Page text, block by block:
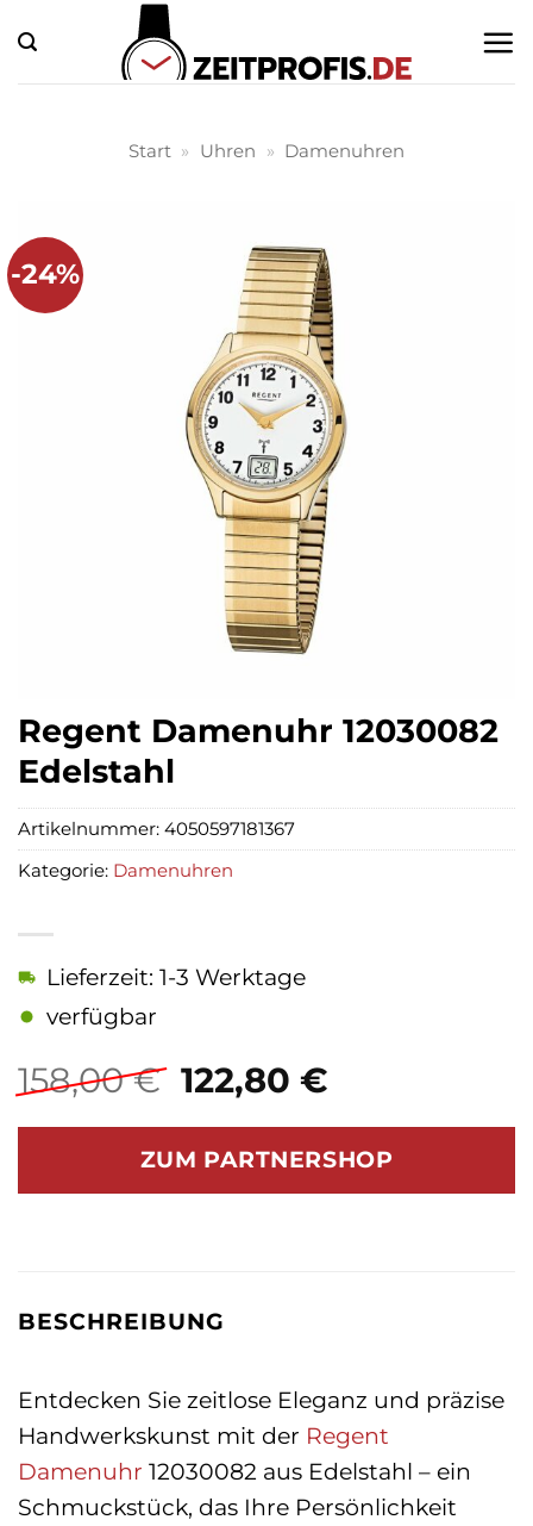
Inhalt
springen
Start » Uhren » Damenuhren
-24%
Regent Damenuhr 12030082
Edelstahl
158,00€ Ursprünglicher
Preis
war:
158,00 €
122,80 €Aktueller
ist:
122,80 €.
Lieferzeit: 1-3 Werktage
verfügbar
ZUM PARTNERSHOP
Artikelnummer: 4050597181367
Kategorie: Damenuhren
BESCHREIBUNG
Entdecken Sie zeitlose Eleganz und präzise
Handwerkskunst mit der Regent
Damenuhr 12030082 aus Edelstahl – ein
Schmuckstück, das Ihre Persönlichkeit